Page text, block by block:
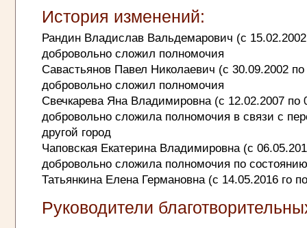
История изменений:
Рандин Владислав Вальдемарович (с
добровольно сложил полномочия
Савастьянов Павел Николаевич (с 30.09.2002
добровольно сложил полномочия
Свечкарева Яна Владимировна (с 12.02.2007 по
добровольно сложила полномочия в связи с
другой город
Чаповская Екатерина Владимировна (с
добровольно сложила полномочия по
Татьянкина Елена Германовна (с 14.05.2016 го
Руководители